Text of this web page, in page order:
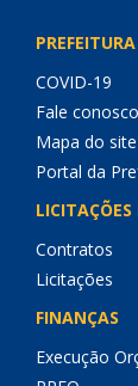
PREFEITURA
COVID-19
Fale conosco
Mapa do site
Portal da
Contratos
Licitações
FINANÇAS
Execução